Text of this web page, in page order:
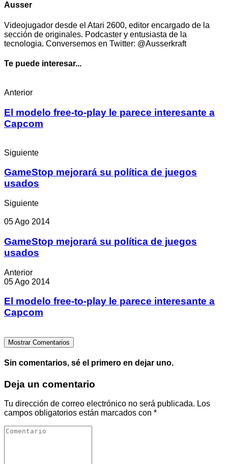
Ausser
Videojugador desde el Atari 2600, editor encargado de la
sección de originales. Podcaster y entusiasta de la
tecnologia. Conversemos en Twitter: @Ausserkraft
Te puede interesar...
Anterior
El modelo free-to-play le parece interesante a
Capcom
Siguiente
GameStop mejorará su política de juegos
usados
Siguiente
05 Ago 2014
GameStop mejorará su política de juegos
usados
Anterior
05 Ago 2014
El modelo free-to-play le parece interesante a
Capcom
Mostrar Comentarios
Sin comentarios, sé el primero en dejar uno.
Deja un comentario
Tu dirección de correo electrónico no será publicada. Los
campos obligatorios están marcados con *